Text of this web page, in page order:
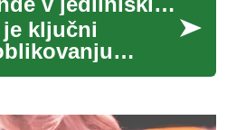
...
je ključni
vzdušje
vpliva na